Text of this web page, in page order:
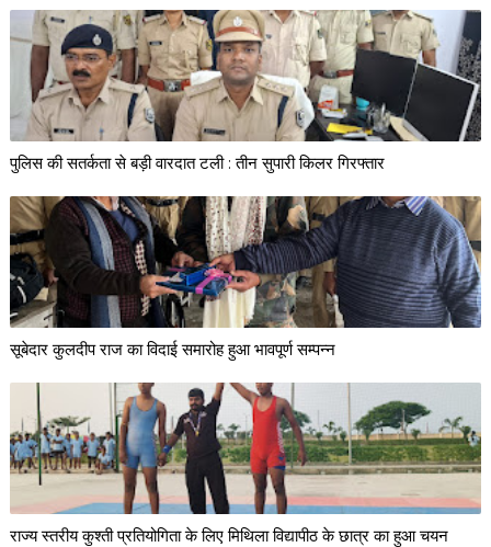
पुलिस की सतर्कता से बड़ी वारदात टली : तीन सुपारी किलर गिरफ्तार
सूबेदार कुलदीप राज का विदाई समारोह हुआ भावपूर्ण सम्पन्न
राज्य स्तरीय कुश्ती प्रतियोगिता के लिए मिथिला विद्यापीठ के छात्र का हुआ चयन